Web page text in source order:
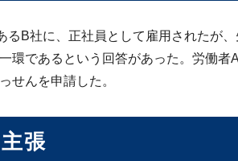
るB社に、正社員として雇用されたが
環であるという回答があった。労働
せんを申請した。
張